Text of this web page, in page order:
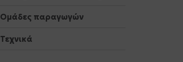
Ομάδες παραγωγών
Τεχνικά